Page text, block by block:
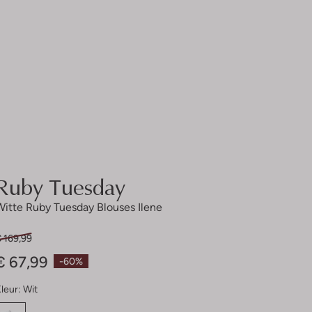
Tuesday
Ruby Tuesday Blouses Ilene
-60%
169,99
67,99
Wit